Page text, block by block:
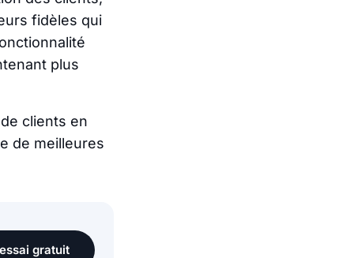
fidèles qui
plus
clients en
de meilleures
gratuit